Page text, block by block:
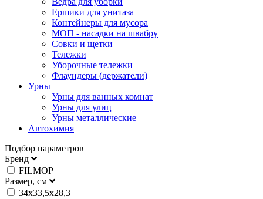
Ершики для унитаза
Контейнеры для мусора
МОП - насадки на швабру
Совки и щетки
Тележки
Уборочные тележки
Флаундеры (держатели)
Урны
Урны для ванных комнат
Урны для улиц
Урны металлические
Автохимия
Подбор параметров
Бренд
FILMOP
Размер, см
34x33,5x28,3